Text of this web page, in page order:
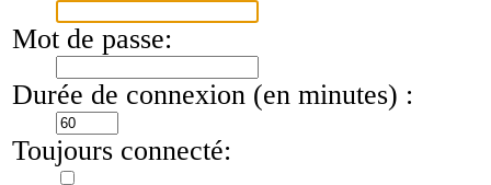
Mot de passe:
Durée de connexion (en minutes) :
Toujours connecté: